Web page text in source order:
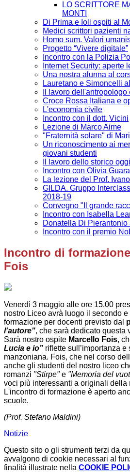
LO SCRITTORE
MONTI
Di Prima e Ioli ospiti al
Medici scrittori pazienti
Homo sum. Valori
Progetto “Vivere digitale”
Incontro con la Polizia
Internet Security: aperte
Una nostra alunna al
Lauretano e Simoncelli
Il lavoro dell'antropologo
Croce Rossa Italiana e
L'economia civile
Incontro con il dott. Vicini
Lezione di Marco Aime
"Fraternità solare" di
Un riconoscimento ai
giovani studenti
Il lavoro dello storico oggi
Incontro con Olivia
La lezione del Prof.
GILDA. Gruppo
2018-19
Convegno "Il grande
Incontro con Isabella
Donatella Di Pierantonio
Incontro con il premio
Incontro di
Fois
Venerdì 3 maggio alle ore 15.00
nostro Liceo avrà luogo il secondo
formazione per docenti previsto dal
l'autore", che sarà dedicato questa
Sarà nostro ospite Marcello Fois,
Lucia e io” riflette sull’importanza e
manzoniana. Fois, che nel corso
anche gli studenti del nostro liceo
romanzi "Stirpe"e "Memoria del
voci più interessanti a originali della
L'incontro di formazione è aperto
scuole.
(Prof. Stefano Maldini)
Notizie
Questo sito o gli strumenti terzi da
avvalgono di cookie necessari al
finalità illustrate nella COOKIE